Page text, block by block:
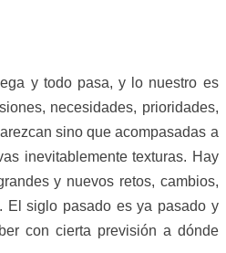
y todo pasa, y lo nuestro es
necesidades, prioridades,
sino que acompasadas a
inevitablemente texturas. Hay
y nuevos retos, cambios,
El siglo pasado es ya pasado y
con cierta previsión a dónde